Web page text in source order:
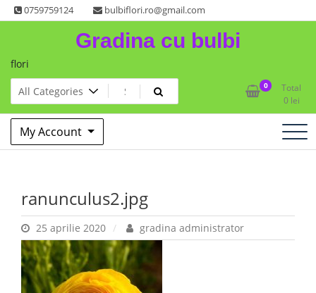
Skip
to
0759759124 bulbiflori.ro@gmail.com
Gradina cu bulbi
flori
0
Total
0 lei
My Account
ranunculus2.jpg
25 aprilie 2020 gradina administrator